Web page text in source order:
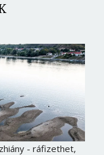
- ráfizethet,